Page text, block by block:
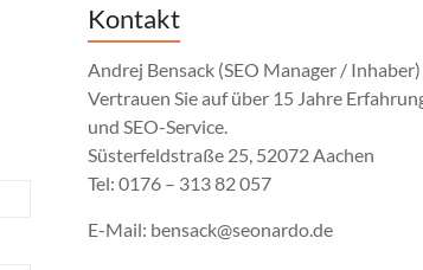
Kontakt
Andrej Bensack (SEO Manager / Inhaber)
Vertrauen Sie auf über 15 Jahre
und SEO-Service.
Süsterfeldstraße 25, 52072 Aachen
Tel: 0176 – 313 82 057
E-Mail: bensack@seonardo.de